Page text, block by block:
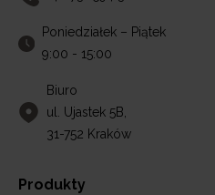
Poniedziałek – Piątek
9:00 - 15:00
Biuro
ul. Ujastek 5B,
31-752 Kraków
Produkty